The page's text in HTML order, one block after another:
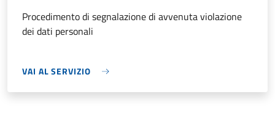
Procedimento di segnalazione di avvenuta violazione
dei dati personali
VAI AL SERVIZIO